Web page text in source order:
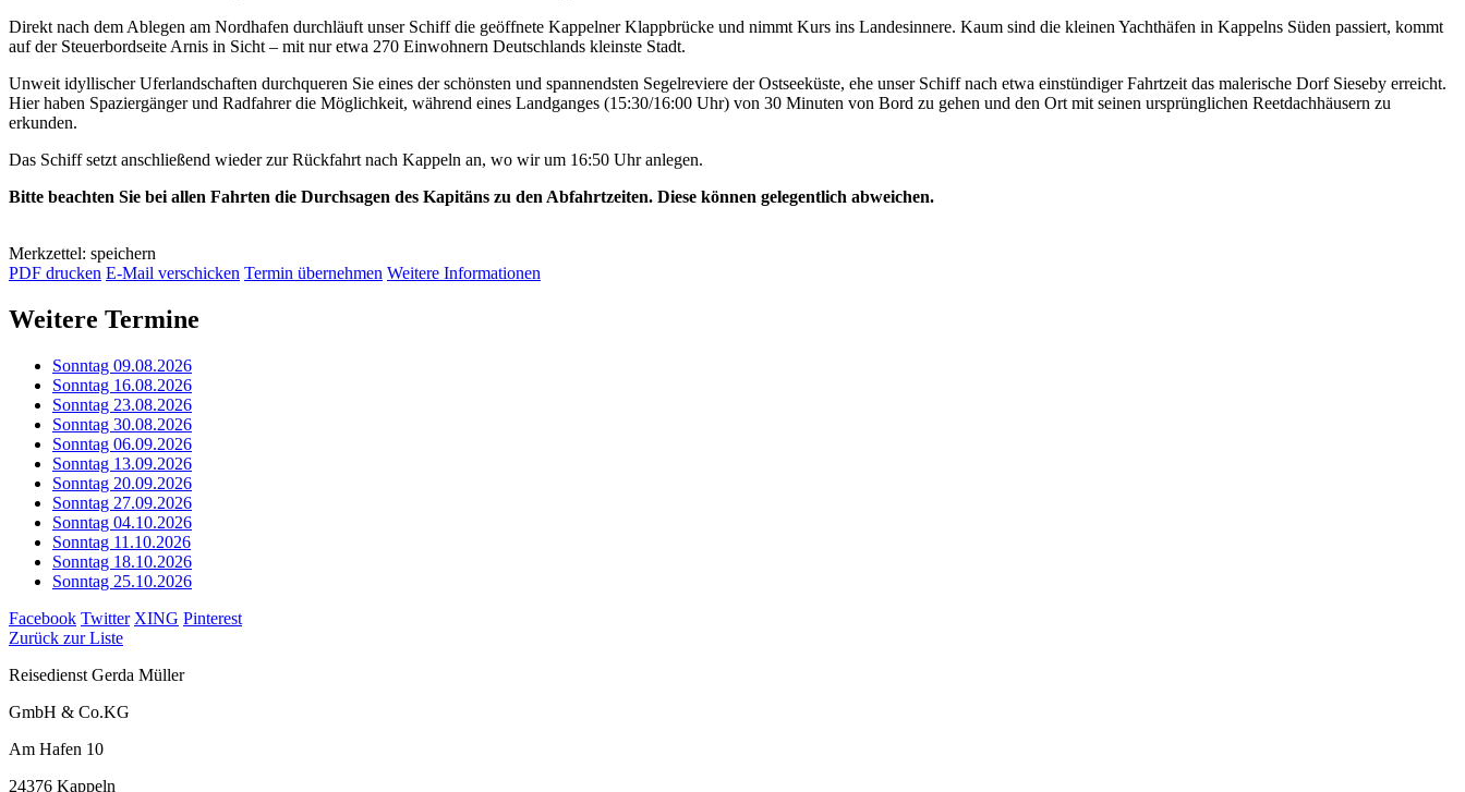
Direkt nach dem Ablegen am Nordhafen durchläuft unser Schiff die geöffnete Kappelner Klappbrücke und nimmt Kurs ins Landesinnere. Kaum sind die kleinen Yachthäfen in Kappelns Süden passiert, kommt
auf der Steuerbordseite Arnis in Sicht – mit nur etwa 270 Einwohnern Deutschlands kleinste Stadt.
Unweit idyllischer Uferlandschaften durchqueren Sie eines der schönsten und spannendsten Segelreviere der Ostseeküste, ehe unser Schiff nach etwa einstündiger Fahrtzeit das malerische Dorf Sieseby erreicht.
Hier haben Spaziergänger und Radfahrer die Möglichkeit, während eines Landganges (15:30/16:00 Uhr) von 30 Minuten von Bord zu gehen und den Ort mit seinen ursprünglichen Reetdachhäusern zu
erkunden.
Das Schiff setzt anschließend wieder zur Rückfahrt nach Kappeln an, wo wir um 16:50 Uhr anlegen.
Bitte beachten Sie bei allen Fahrten die Durchsagen des Kapitäns zu den Abfahrtzeiten. Diese können gelegentlich abweichen.
Merkzettel: speichern
PDF drucken E-Mail verschicken Termin übernehmen Weitere Informationen
Weitere Termine
Sonntag 09.08.2026
Sonntag 16.08.2026
Sonntag 23.08.2026
Sonntag 30.08.2026
Sonntag 06.09.2026
Sonntag 13.09.2026
Sonntag 20.09.2026
Sonntag 27.09.2026
Sonntag 04.10.2026
Sonntag 11.10.2026
Sonntag 18.10.2026
Sonntag 25.10.2026
Facebook Twitter XING Pinterest
Zurück zur Liste
Reisedienst Gerda Müller
GmbH & Co.KG
Am Hafen 10
24376 Kappeln